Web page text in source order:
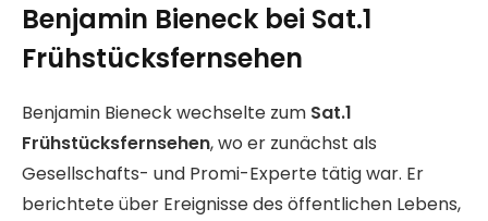
Benjamin Bieneck bei Sat.1
Frühstücksfernsehen
Benjamin Bieneck wechselte zum Sat.1
Frühstücksfernsehen, wo er zunächst als
Gesellschafts- und Promi-Experte tätig war. Er
berichtete über Ereignisse des öffentlichen Lebens,